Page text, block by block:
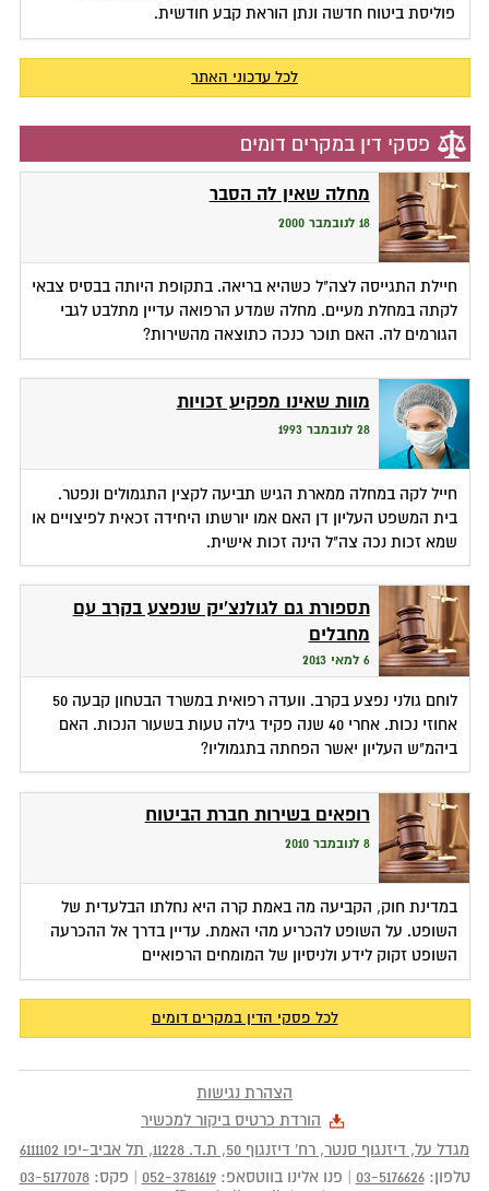
פוליסת ביטוח חדשה ונתן הוראת קבע חודשית.
לכל עדכוני האתר
פסקי דין במקרים דומים
מחלה שאין לה הסבר
18 לנובמבר 2000
חיילת התגייסה לצה"ל כשהיא בריאה. בתקופת היותה בבסיס צבאי
לקתה במחלת מעיים. מחלה שמדע הרפואה עדיין מתלבט לגבי
הגורמים לה. האם תוכר כנכה כתוצאה מהשירות?
מוות שאינו מפקיע זכויות
28 לנובמבר 1993
חייל לקה במחלה ממארת הגיש תביעה לקצין התגמולים ונפטר.
בית המשפט העליון דן האם אמו יורשתו היחידה זכאית לפיצויים או
שמא זכות נכה צה"ל הינה זכות אישית.
תספורת גם לגולנצ'יק שנפצע בקרב עם
מחבלים
6 למאי 2013
לוחם גולני נפצע בקרב. וועדה רפואית במשרד הבטחון קבעה 50
אחוזי נכות. אחרי 40 שנה פקיד גילה טעות בשעור הנכות. האם
ביהמ"ש העליון יאשר הפחתה בתגמוליו?
רופאים בשירות חברת הביטוח
8 לנובמבר 2010
במדינת חוק, הקביעה מה באמת קרה היא נחלתו הבלעדית של
השופט. על השופט להכריע מהי האמת. עדיין בדרך אל ההכרעה
השופט זקוק לידע ולניסיון של המומחים הרפואיים
לכל פסקי הדין במקרים דומים
הצהרת נגישות
הורדת כרטיס ביקור למכשיר
מגדל על, דיזנגוף סנטר, רח' דיזנגוף 50
, ת.ד. 11228
, תל אביב-יפו 6111102
טלפון:03-5176626 פנו אלינו בווטסאפ:052-3781619 פקס:03-5177078